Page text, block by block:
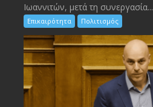
Ιωαννιτών, μετά τη συνεργασία...
Επικαιρότητα Πολιτισμός